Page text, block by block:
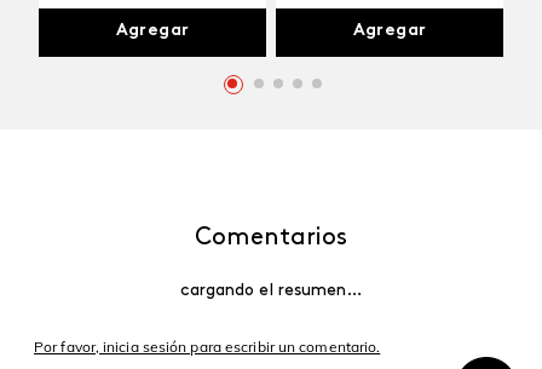
Agregar Agregar
Comentarios
cargando el resumen…
Por favor, inicia sesión para escribir un comentario.